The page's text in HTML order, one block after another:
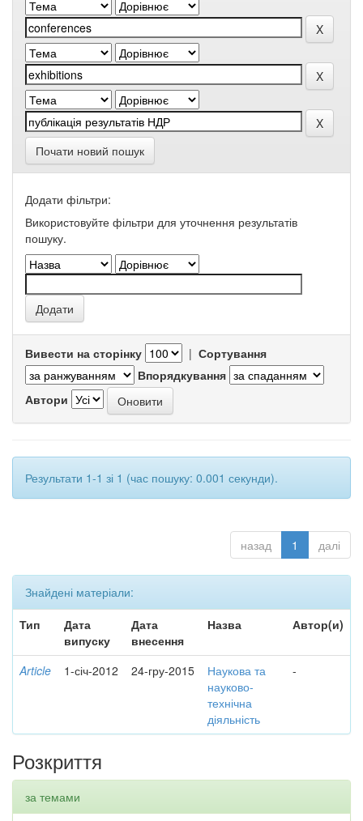
Почати новий пошук
Додати фільтри:
Використовуйте фільтри для уточнення результатів
пошуку.
Вивести на сторінку | Сортування
Впорядкування
Автори
Результати 1-1 зі 1 (час пошуку: 0.001 секунди).
назад 1 далі
Знайдені матеріали:
Тип
Дата
випуску
Дата
внесення
Назва Автор(и)
Article 1-січ-2012 24-гру-2015
Наукова та
науково-
технічна
діяльність
-
Розкриття
за темами